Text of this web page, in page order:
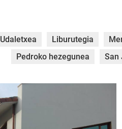
Udaletxea Liburutegia
Pedroko hezegunea
San